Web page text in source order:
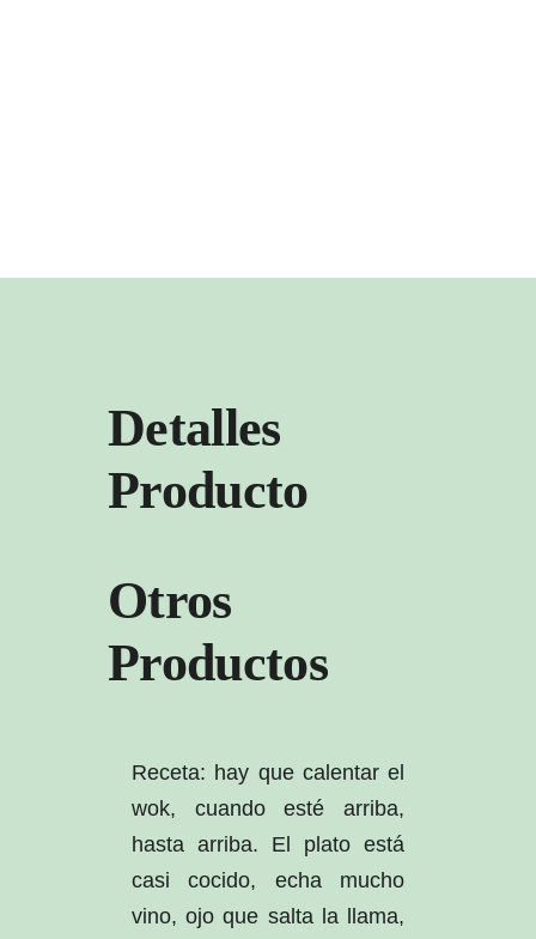
Detalles
Producto
Otros
Productos
Receta: hay que calentar el
wok, cuando esté arriba,
hasta arriba. El plato está
casi cocido, echa mucho
vino, ojo que salta la llama,